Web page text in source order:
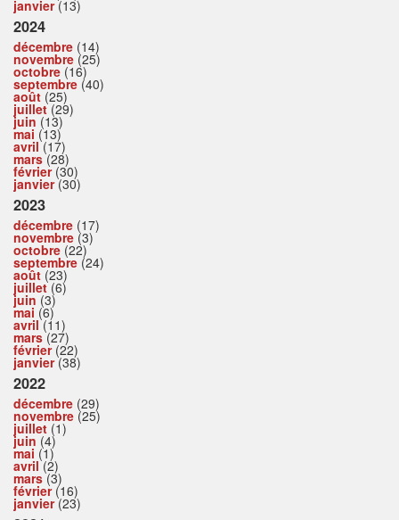
janvier(13)
2024
décembre (14)
novembre (25)
octobre (16)
septembre (40)
août (25)
juillet(29)
juin (13)
mai (13)
avril(17)
mars(28)
février(30)
janvier(30)
2023
décembre (17)
novembre (3)
octobre (22)
septembre (24)
août (23)
juillet(6)
juin (3)
mai (6)
avril(11)
mars(27)
février(22)
janvier(38)
2022
décembre (29)
novembre (25)
juillet (1)
juin (4)
mai (1)
avril(2)
mars(3)
février(16)
janvier(23)